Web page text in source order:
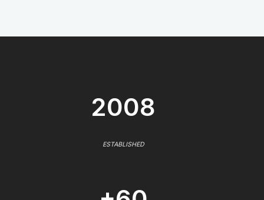
2008
ESTABLISHED